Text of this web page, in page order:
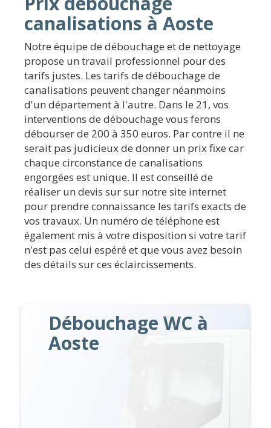
canalisations à Aoste
Notre équipe de débouchage et de nettoyage
propose un travail professionnel pour des
tarifs justes. Les tarifs de débouchage de
canalisations peuvent changer néanmoins
d'un département à l'autre. Dans le 21, vos
interventions de débouchage vous ferons
débourser de 200 à 350 euros. Par contre il ne
serait pas judicieux de donner un prix fixe car
chaque circonstance de canalisations
engorgées est unique. Il est conseillé de
réaliser un devis sur sur notre site internet
pour prendre connaissance les tarifs exacts de
vos travaux. Un numéro de téléphone est
également mis à votre disposition si votre tarif
n'est pas celui espéré et que vous avez besoin
des détails sur ces éclaircissements.
Débouchage WC à
Aoste